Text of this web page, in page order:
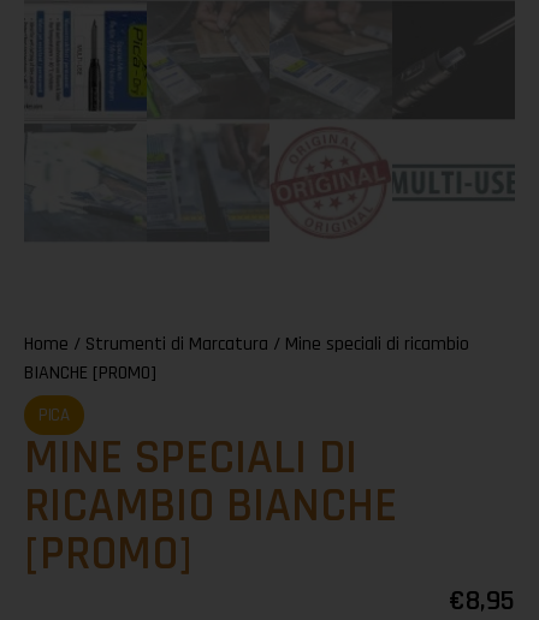
Home / Strumenti di Marcatura / Mine speciali di ricambio
BIANCHE [PROMO]
PICA
MINE SPECIALI DI
RICAMBIO BIANCHE
[PROMO]
€8,95